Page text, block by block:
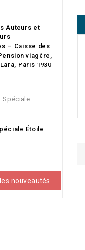
Auteurs et
– Caisse des
viagère,
Paris 1930
Étoile
nouveautés